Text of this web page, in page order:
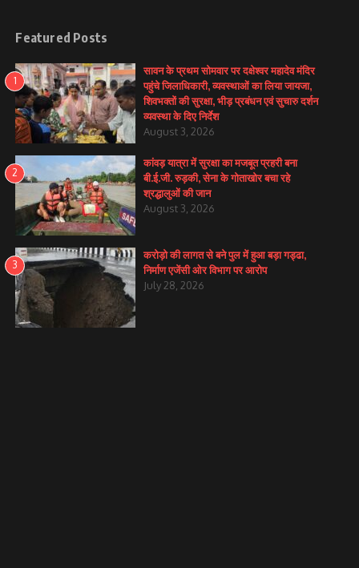
Featured Posts
1
सावन के प्रथम सोमवार पर दक्षेश्वर महादेव मंदिर
पहुंचे जिलाधिकारी, व्यवस्थाओं का लिया जायजा,
शिवभक्तों की सुरक्षा, भीड़ प्रबंधन एवं सुचारु दर्शन
व्यवस्था के दिए निर्देश
August 3, 2026
2
कांवड़ यात्रा में सुरक्षा का मजबूत प्रहरी बना
बी.ई.जी. रुड़की, सेना के गोताखोर बचा रहे
श्रद्धालुओं की जान
August 3, 2026
3
करोड़ो की लागत से बने पुल में हुआ बड़ा गड्ढा,
निर्माण एजेंसी ओर विभाग पर आरोप
July 28, 2026